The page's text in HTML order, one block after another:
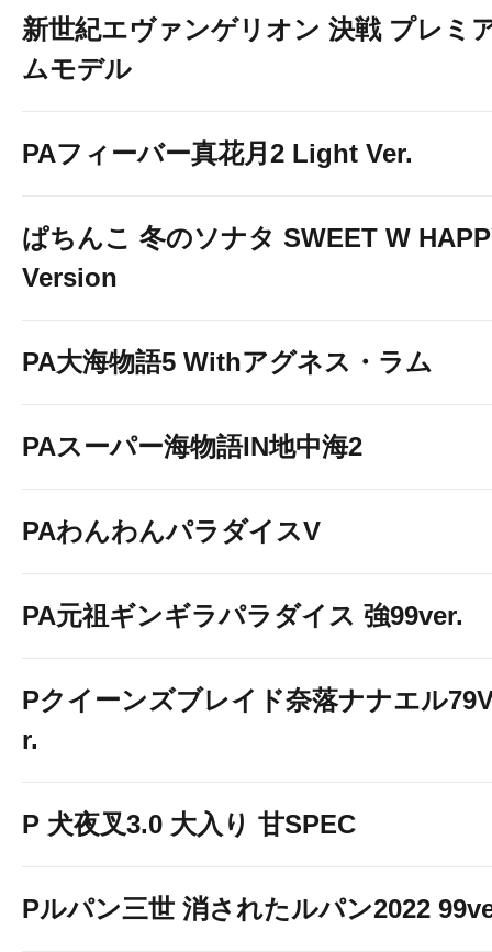
新世紀エヴァンゲリオン 決戦 プレミ
ムモデル
PAフィーバー真花月2 Light Ver.
ぱちんこ 冬のソナタ SWEET W
Version
PA大海物語5 Withアグネス・ラム
PAスーパー海物語IN地中海2
PAわんわんパラダイスV
PA元祖ギンギラパラダイス 強99ver.
Pクイーンズブレイド奈落ナナエル
r.
P 犬夜叉3.0 大入り 甘SPEC
Pルパン三世 消されたルパン2022